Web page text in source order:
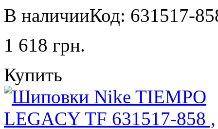
В наличииКод: 631517-
1 618 грн.
Купить